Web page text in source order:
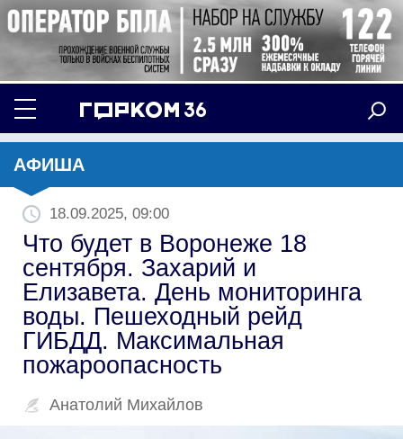
АФИША
18.09.2025, 09:00
Что будет в Воронеже 18
сентября. Захарий и
Елизавета. День мониторинга
воды. Пешеходный рейд
ГИБДД. Максимальная
пожароопасность
Анатолий Михайлов